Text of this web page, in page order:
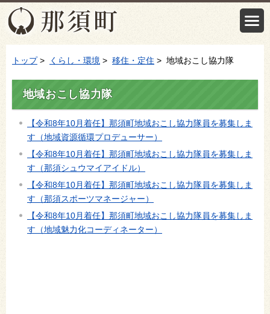
トップ> くらし・環境 > 移住・定住 > 地域おこし協力隊
地域おこし協力隊
【令和8年10月着任】那須町地域おこし協力隊員を募集しま
す（地域資源循環プロデューサー）
【令和8年10月着任】那須町地域おこし協力隊員を募集しま
す（那須シュウマイアイドル）
【令和8年10月着任】那須町地域おこし協力隊員を募集しま
す（那須スポーツマネージャー）
【令和8年10月着任】那須町地域おこし協力隊員を募集しま
す（地域魅力化コーディネーター）